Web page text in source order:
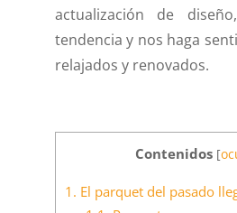
actualización de
tendencia y nos haga
relajados y renovados.
Contenidos [
1. El parquet del pasado